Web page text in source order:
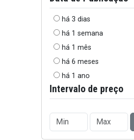
há 3 dias
há 1 semana
há 1 mês
há 6 meses
há 1 ano
Intervalo de preço